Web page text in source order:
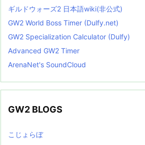
ギルドウォーズ2 日本語wiki(非公式)
GW2 World Boss Timer (Dulfy.net)
GW2 Specialization Calculator (Dulfy)
Advanced GW2 Timer
ArenaNet's SoundCloud
GW2 BLOGS
こじょらぼ